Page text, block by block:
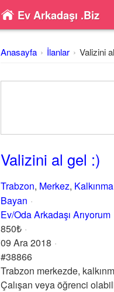
Ev Arkadaşı .Biz
Anasayfa İlanlar Valizini
Valizini al gel :)
Trabzon, Merkez,
Bayan
Ev/Oda Arkadaşı Arıyorum
850₺
09 Ara 2018
#38866
Trabzon merkezde,
Çalışan veya öğrenci